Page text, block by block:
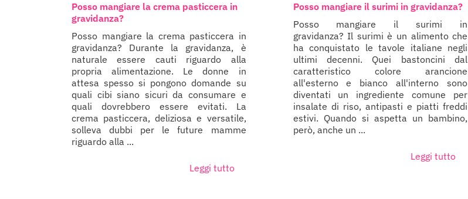
Posso mangiare la crema pasticcera in
gravidanza?
Posso mangiare la crema pasticcera in
gravidanza? Durante la gravidanza, è
naturale essere cauti riguardo alla
propria alimentazione. Le donne in
attesa spesso si pongono domande su
quali cibi siano sicuri da consumare e
quali dovrebbero essere evitati. La
crema pasticcera, deliziosa e versatile,
solleva dubbi per le future mamme
riguardo alla ...
Leggi tutto
Posso mangiare il surimi in gravidanza?
Posso mangiare il surimi in
gravidanza? Il surimi è un alimento che
ha conquistato le tavole italiane negli
ultimi decenni. Quei bastoncini dal
caratteristico colore arancione
all'esterno e bianco all'interno sono
diventati un ingrediente comune per
insalate di riso, antipasti e piatti freddi
estivi. Quando si aspetta un bambino,
però, anche un ...
Leggi tutto